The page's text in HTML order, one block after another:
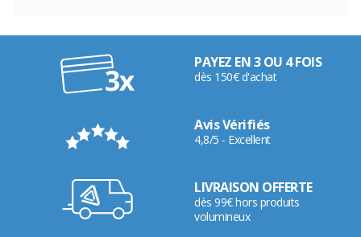
PAYEZ EN 3 OU 4 FOIS
dès 150€ d'achat
Avis Vérifiés
4,8/5 - Excellent
LIVRAISON OFFERTE
dès 99€ hors produits
volumineux